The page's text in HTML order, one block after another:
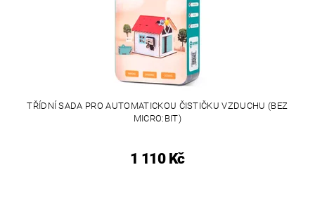
TŘÍDNÍ SADA PRO AUTOMATICKOU ČISTIČKU VZDUCHU (BEZ
MICRO:BIT)
1 110 Kč